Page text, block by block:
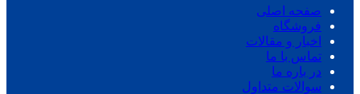
صفحه اصلی
فروشگاه
اخبار و مقالات
تماس با ما
در باره ما
سوالات متداول